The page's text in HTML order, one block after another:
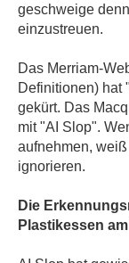
geschweige
einzustreuen.
Das Merriam-
Definitionen) hat
gekürt. Das
mit "AI Slop".
aufnehmen,
ignorieren.
Die
Plastikessen